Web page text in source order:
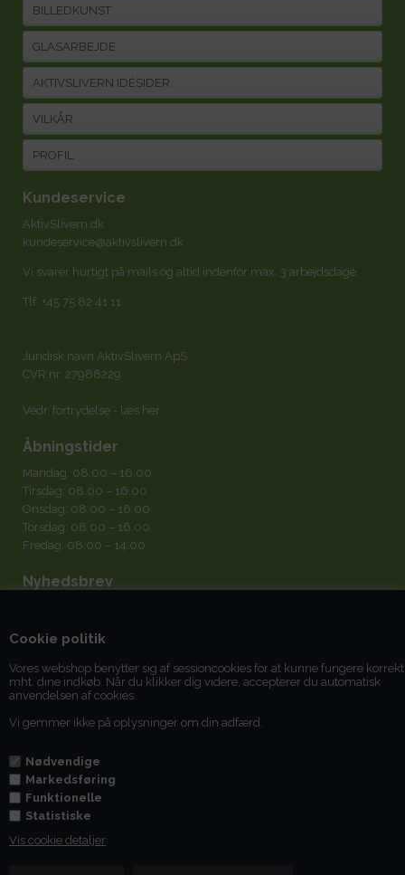
Cookie politik
Vores webshop benytter sig af sessioncookies for at kunne fungere korrekt
mht. dine indkøb. Når du klikker dig videre, accepterer du automatisk
anvendelsen af cookies.
Vi gemmer ikke på oplysninger om din adfærd.
Nødvendige
Markedsføring
Funktionelle
Statistiske
Vis cookie detaljer
BILLEDKUNST
GLASARBEJDE
AKTIVSLIVERN IDÉSIDER
VILKÅR
PROFIL
Kundeservice
AktivSlivern.dk
kundeservice@aktivslivern.dk
Vi svarer hurtigt på mails og altid indenfor max. 3 arbejdsdage.
Tlf. +45 75 82 41 11
Juridisk navn AktivSlivern ApS
CVR nr. 27988229
Vedr. fortrydelse - læs her
Åbningstider
Mandag: 08.00 – 16.00
Tirsdag: 08.00 – 16.00
Onsdag: 08.00 – 16.00
Torsdag: 08.00 – 16.00
Fredag: 08.00 – 14.00
Nyhedsbrev
Jeg acceptererbetingelserne